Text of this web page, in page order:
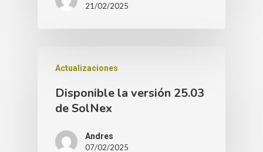
21/02/2025
Actualizaciones
Disponible la versión 25.03
de SolNex
Andres
07/02/2025